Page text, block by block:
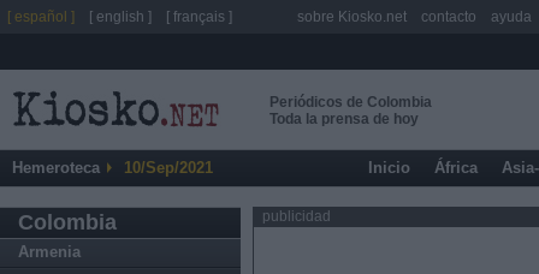
Periódicos de Colombia
Toda la prensa de hoy
Hemeroteca 10/Sep/2021 Inicio África
Colombia
Armenia
publicidad
[ español ] [ english ] [ français ] sobre Kiosko.net contacto ayuda